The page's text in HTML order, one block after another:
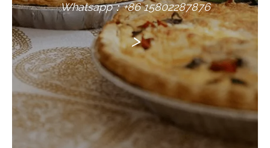
Whatsapp：+86 15802287876
>